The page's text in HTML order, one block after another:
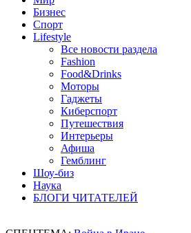
Бизнес
Спорт
Lifestyle
Все новости раздела
Fashion
Food&Drinks
Моторы
Гаджеты
Киберспорт
Путешествия
Интерьеры
Афиша
Гемблинг
Шоу-биз
Наука
БЛОГИ ЧИТАТЕЛЕЙ